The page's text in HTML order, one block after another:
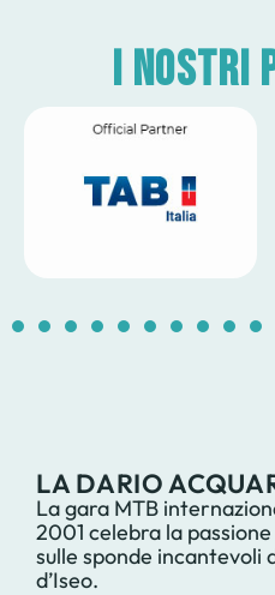
I nostri
1 2 3 4 5
LA DARIO
La gara MTB
2001 celebra la
sulle sponde incantevoli
d’Iseo.